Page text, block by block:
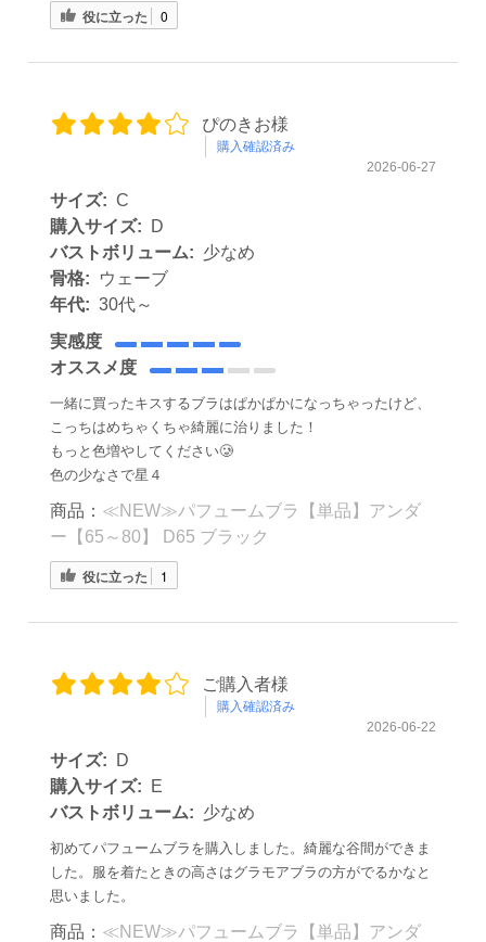
役に立った 0
ぴのきお様
購入確認済み
2026-06-27
サイズ: C
購入サイズ:
D
バストボリューム: 少なめ
骨格:
ウェーブ
年代: 30代～
実感度
オススメ度
一緒に買ったキスするブラはぱかぱかになっちゃったけど、
こっちはめちゃくちゃ綺麗に治りました！
もっと色増やしてください🥲
色の少なさで星４
商品： ≪NEW≫パフュームブラ【単品】アンダ
ー【65～80】 D65 ブラック
役に立った 1
ご購入者様
購入確認済み
2026-06-22
サイズ:
D
購入サイズ:
E
バストボリューム: 少なめ
初めてパフュームブラを購入しました。綺麗な谷間ができま
した。服を着たときの高さはグラモアブラの方がでるかなと
思いました。
商品： ≪NEW≫パフュームブラ【単品】アンダ